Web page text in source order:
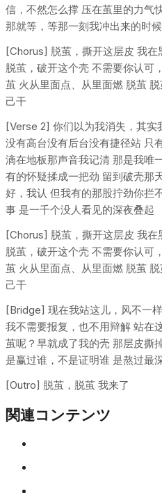
信，不然怎么撑 压在茧里的力气
那就等，等那一刻我冲出来的时候
[Chorus] 脱茧，撕开这层皮 我在
脱茧，破开这个壳 不需要你认可
茧 火从里面点、从里面燃 脱茧
己干
[Verse 2] 你们以为我消失，其实
没有高台没有后台没有捷径站 只
滴在地板那声音我记清 那是我唯
有的怀疑揉成一把劲 留到破壳那
好，我认 但我有的那股拧劲你拦
事 是一千个没人看见的深夜叠起
[Chorus] 脱茧，撕开这层皮 我在
脱茧，破开这个壳 不需要你认可
茧 火从里面点、从里面燃 脱茧
己干
[Bridge] 现在我站这儿，风不一
我不需要报复，也不用辩解 站在
茧呢？早就成了我的壳 那层皮撕
是赢过谁，不是证明谁 是熬过最
[Outro] 脱茧，脱茧 我来了
関連コンテンツ